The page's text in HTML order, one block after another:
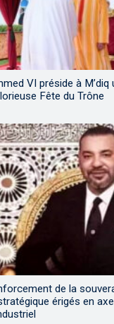
VI préside à M’diq
Fête du Trône
de la
érigés en